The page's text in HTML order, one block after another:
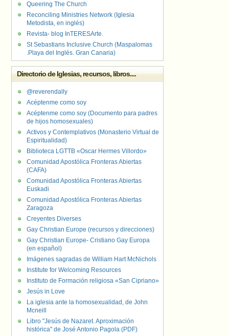
Queering The Church
Reconciling Ministries Network (Iglesia
Metodista, en inglés)
Revista- blog InTERESArte.
St Sebastians Inclusive Church (Maspalomas
.Playa del Inglés. Gran Canaria)
Directorio de Iglesias, recursos, libros....
@reverendally
Acéptenme como soy
Acéptenme como soy (Documento para padres
de hijos homosexuales)
Activos y Contemplativos (Monasterio Virtual de
Espiritualidad)
Biblioteca LGTTB «Oscar Hermes Villordo»
Comunidad Apostólica Fronteras Abiertas
(CAFA)
Comunidad Apostólica Fronteras Abiertas
Euskadi
Comunidad Apostólica Fronteras Abiertas
Zaragoza
Creyentes Diverses
Gay Christian Europe (recursos y direcciones)
Gay Christian Europe- Cristiano Gay Europa
(en español)
Imágenes sagradas de William Hart McNichols
Institute for Welcoming Resources
Instituto de Formación religiosa «San Cipriano»
Jesús in Love
La iglesia ante la homosexualidad, de John
Mcneill
Libro "Jesús de Nazaret. Aproximación
histórica" de José Antonio Pagola (PDF)